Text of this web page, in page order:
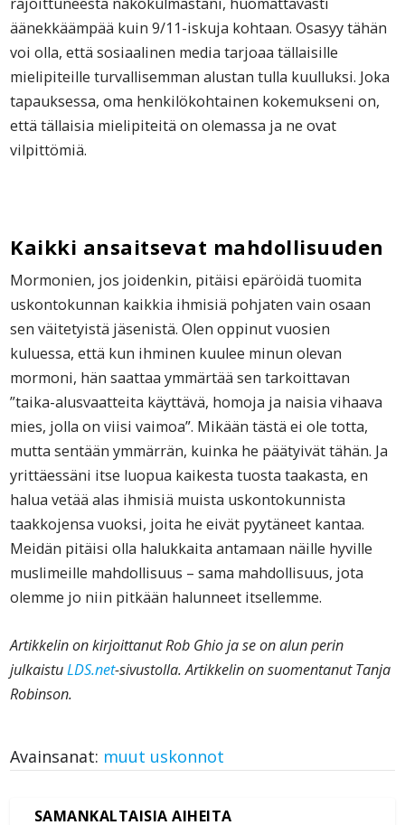
äänekkäämpää kuin 9/11-iskuja kohtaan. Osasyy tähän
voi olla, että sosiaalinen media tarjoaa tällaisille
mielipiteille turvallisemman alustan tulla kuulluksi. Joka
tapauksessa, oma henkilökohtainen kokemukseni on,
että tällaisia mielipiteitä on olemassa ja ne ovat
vilpittömiä.
Kaikki ansaitsevat mahdollisuuden
Mormonien, jos joidenkin, pitäisi epäröidä tuomita
uskontokunnan kaikkia ihmisiä pohjaten vain osaan
sen väitetyistä jäsenistä. Olen oppinut vuosien
kuluessa, että kun ihminen kuulee minun olevan
mormoni, hän saattaa ymmärtää sen tarkoittavan
”taika-alusvaatteita käyttävä, homoja ja naisia vihaava
mies, jolla on viisi vaimoa”. Mikään tästä ei ole totta,
mutta sentään ymmärrän, kuinka he päätyivät tähän. Ja
yrittäessäni itse luopua kaikesta tuosta taakasta, en
halua vetää alas ihmisiä muista uskontokunnista
taakkojensa vuoksi, joita he eivät pyytäneet kantaa.
Meidän pitäisi olla halukkaita antamaan näille hyville
muslimeille mahdollisuus – sama mahdollisuus, jota
olemme jo niin pitkään halunneet itsellemme.
Artikkelin on kirjoittanut Rob Ghio ja se on alun perin
julkaistuLDS.net-sivustolla. Artikkelin on suomentanut Tanja
Robinson.
Avainsanat: muut uskonnot